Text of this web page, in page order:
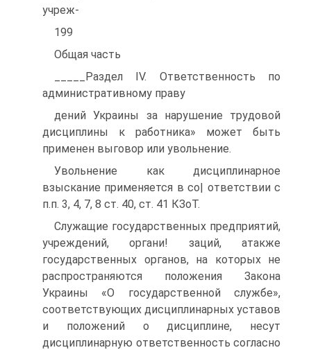
учреж-
199
Общая часть
_____Раздел IV. Ответственность по
административному праву
дений Украины за нарушение трудовой
дисциплины к работника» может быть
применен выговор или увольнение.
Увольнение как дисциплинарное
взыскание применяется в со| ответствии с
п.п. 3, 4, 7, 8 ст. 40, ст. 41 КЗоТ.
Служащие государственных предприятий,
учреждений, органи! заций, атакже
государственных органов, на которых не
распространяются положения Закона
Украины «О государственной службе»,
соответствующих дисциплинарных уставов
и положений о дисциплине, несут
дисциплинарную ответственность согласно